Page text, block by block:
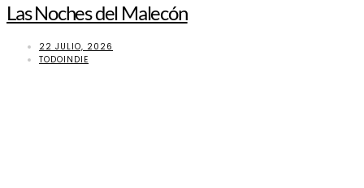
Las Noches del Malecón
22 JULIO, 2026
TODOINDIE